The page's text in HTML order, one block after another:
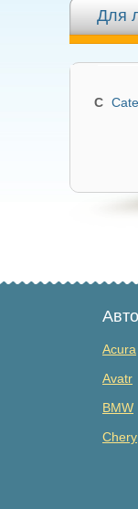
Для
Caterpillar
Acura
Avatr
BMW
Chery